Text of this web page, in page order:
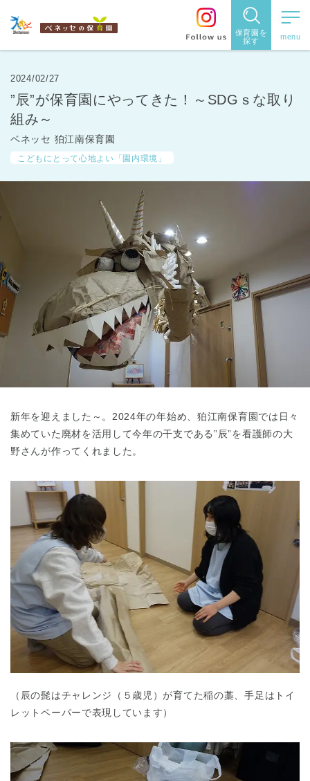
保育園を
探す
保育園を探す
住所・駅
す
都道府県
から探す
東京都
東京都 全域
2024/02/27
”辰”が保育園にやってきた！～SDGｓな取り
組み～
ベネッセ 狛江南保育園
こどもにとって心地よい「園内環境」
新年を迎えました～。2024年の年始め、狛江南保育園では日々
集めていた廃材を活用して今年の干支である”辰”を看護師の大
野さんが作ってくれました。
（辰の髭はチャレンジ（５歳児）が育てた稲の藁、手足はトイ
レットペーパーで表現しています）